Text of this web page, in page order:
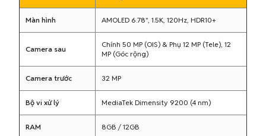
Màn hình AMOLED 6.78", 1.5K, 120Hz, HDR10+
Camera sau
Chính 50 MP (OIS) & Phụ 12 MP (Tele), 12
MP (Góc rộng)
Camera trước 32 MP
Bộ vi xử lý MediaTek Dimensity 9200 (4 nm)
RAM 8GB / 12GB